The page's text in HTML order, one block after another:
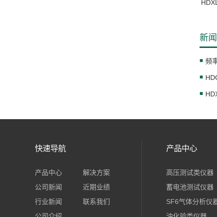
新
快速导航
产品中心
解决方案
公司新闻
近期业绩
行业新闻
联系我们
产品中心
高压测试类仪器
蓄电池测试仪器
SF6气体分析仪